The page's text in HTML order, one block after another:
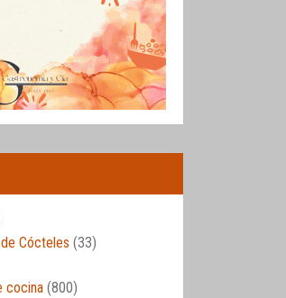
Cócteles (33)
cocina (800)